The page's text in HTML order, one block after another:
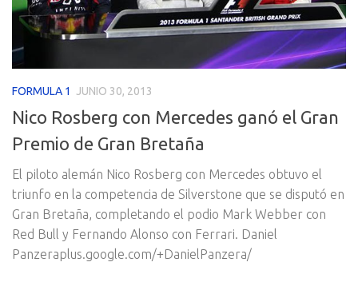
FORMULA 1 JUNIO 30, 2013
Nico Rosberg con Mercedes ganó el Gran
Premio de Gran Bretaña
El piloto alemán Nico Rosberg con Mercedes obtuvo el
triunfo en la competencia de Silverstone que se disputó en
Gran Bretaña, completando el podio Mark Webber con
Red Bull y Fernando Alonso con Ferrari. Daniel
Panzeraplus.google.com/+DanielPanzera/